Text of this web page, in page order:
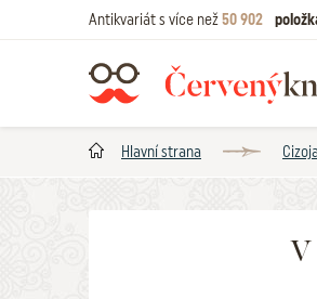
Antikvariát s více než50 902
Hlavní strana
V